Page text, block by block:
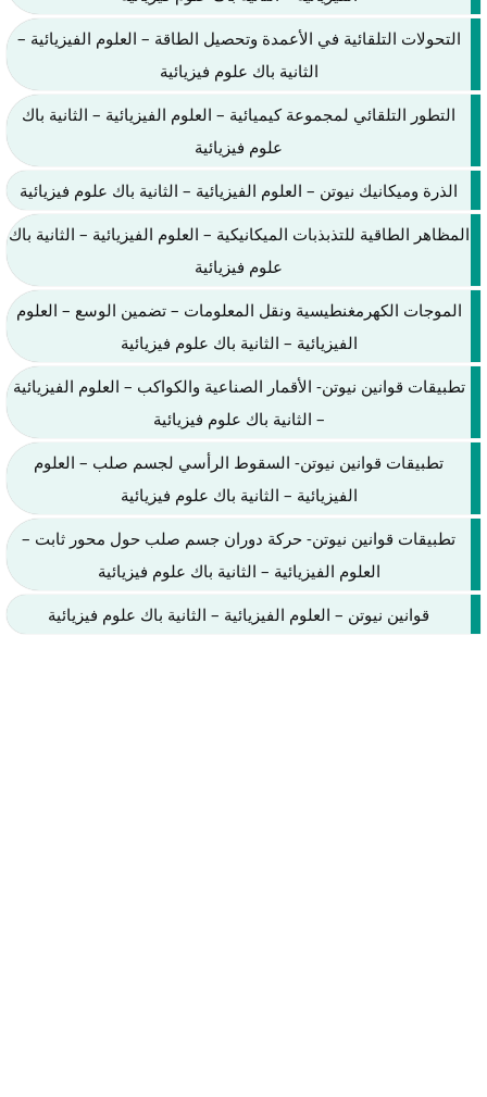
التحولات التلقائية في الأعمدة وتحصيل الطاقة – العلوم الفيزيائية –
الثانية باك علوم فيزيائية
التطور التلقائي لمجموعة كيميائية – العلوم الفيزيائية – الثانية باك
علوم فيزيائية
الذرة وميكانيك نيوتن – العلوم الفيزيائية – الثانية باك علوم فيزيائية
المظاهر الطاقية للتذبذبات الميكانيكية – العلوم الفيزيائية – الثانية باك
علوم فيزيائية
الموجات الكهرمغنطيسية ونقل المعلومات – تضمين الوسع – العلوم
الفيزيائية – الثانية باك علوم فيزيائية
تطبيقات قوانين نيوتن- الأقمار الصناعية والكواكب – العلوم الفيزيائية
– الثانية باك علوم فيزيائية
تطبيقات قوانين نيوتن- السقوط الرأسي لجسم صلب – العلوم
الفيزيائية – الثانية باك علوم فيزيائية
تطبيقات قوانين نيوتن- حركة دوران جسم صلب حول محور ثابت –
العلوم الفيزيائية – الثانية باك علوم فيزيائية
قوانين نيوتن – العلوم الفيزيائية – الثانية باك علوم فيزيائية